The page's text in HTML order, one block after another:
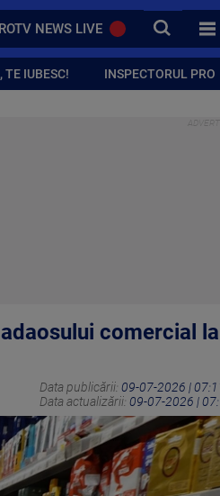
NEWS LIVE CAUTA
TE IUBESC! INSPECTORUL PRO
comercial la
Data publicării: 09-07-2026 |
Data actualizării: 09-07-2026 |